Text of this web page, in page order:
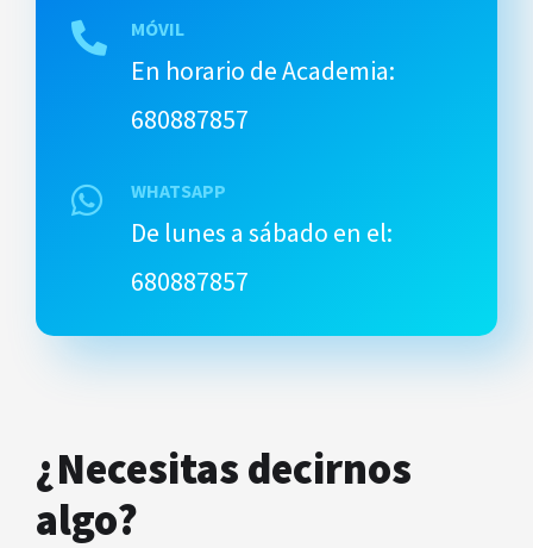
MÓVIL
En horario de Academia:
680887857
WHATSAPP
De lunes a sábado en el:
680887857
¿Necesitas decirnos
algo?